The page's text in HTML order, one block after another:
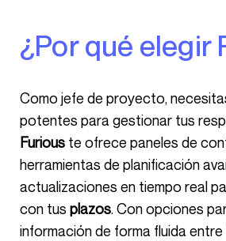
¿Por qué
Como jefe de proyecto, necesitas herramientas
potentes para gestionar tus
Furious te ofrece paneles de
herramientas de planificación
actualizaciones en tiempo real
con tus plazos. Con opciones
información de forma fluida